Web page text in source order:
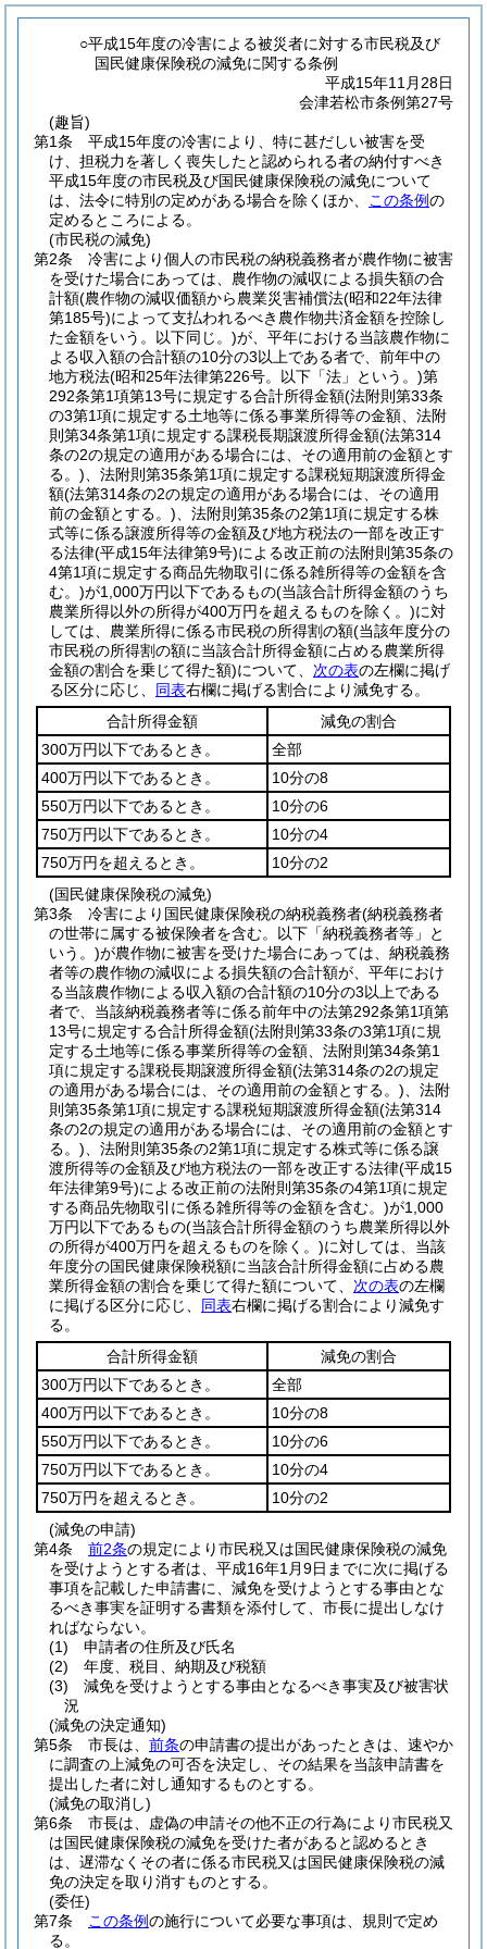
○平成15年度の冷害による被災者に対する市民税及び
国民健康保険税の減免に関する条例
平成15年11月28日
会津若松市条例第27号
(趣旨)
第1条
平成15年度の冷害により、特に甚だしい被害を受
け、担税力を著しく喪失したと認められる者の納付すべき
平成15年度の市民税及び国民健康保険税の減免について
は、法令に特別の定めがある場合を除くほか、
この条例の
定めるところによる。
(市民税の減免)
第2条
冷害により個人の市民税の納税義務者が農作物に被害
を受けた場合にあっては、農作物の減収による損失額の合
計額(農作物の減収価額から農業災害補償法(昭和22年法律
第185号)によって支払われるべき農作物共済金額を控除し
た金額をいう。以下同じ。)が、平年における当該農作物に
よる収入額の合計額の10分の3以上である者で、前年中の
地方税法(昭和25年法律第226号。以下「法」という。)第
292条第1項第13号に規定する合計所得金額(法附則第33条
の3第1項に規定する土地等に係る事業所得等の金額、法附
則第34条第1項に規定する課税長期譲渡所得金額(法第314
条の2の規定の適用がある場合には、その適用前の金額とす
る。) 、法附則第35条第1項に規定する課税短期譲渡所得金
額(法第314条の2の規定の適用がある場合には、その適用
前の金額とする。) 、法附則第35条の2第1項に規定する株
式等に係る譲渡所得等の金額及び地方税法の一部を改正す
る法律(平成15年法律第9号)による改正前の法附則第35条の
4第1項に規定する商品先物取引に係る雑所得等の金額を含
む。)が1,000万円以下であるもの(当該合計所得金額のうち
農業所得以外の所得が400万円を超えるものを除く。)に対
しては、農業所得に係る市民税の所得割の額(当該年度分の
市民税の所得割の額に当該合計所得金額に占める農業所得
金額の割合を乗じて得た額)について、 次の表の左欄に掲げ
る区分に応じ、 同表右欄に掲げる割合により減免する。
合計所得金額
減免の割合
300万円以下であるとき。
全部
400万円以下であるとき。
10分の8
550万円以下であるとき。
10分の6
750万円以下であるとき。
10分の4
750万円を超えるとき。
10分の2
(国民健康保険税の減免)
第3条
冷害により国民健康保険税の納税義務者(納税義務者
の世帯に属する被保険者を含む。以下「納税義務者等」と
いう。)が農作物に被害を受けた場合にあっては、納税義務
者等の農作物の減収による損失額の合計額が、平年におけ
る当該農作物による収入額の合計額の10分の3以上である
者で、当該納税義務者等に係る前年中の法第292条第1項第
13号に規定する合計所得金額(法附則第33条の3第1項に規
定する土地等に係る事業所得等の金額、法附則第34条第1
項に規定する課税長期譲渡所得金額(法第314条の2の規定
の適用がある場合には、その適用前の金額とする。) 、法附
則第35条第1項に規定する課税短期譲渡所得金額(法第314
条の2の規定の適用がある場合には、その適用前の金額とす
る。) 、法附則第35条の2第1項に規定する株式等に係る譲
渡所得等の金額及び地方税法の一部を改正する法律(平成15
年法律第9号)による改正前の法附則第35条の4第1項に規定
する商品先物取引に係る雑所得等の金額を含む。)が1,000
万円以下であるもの(当該合計所得金額のうち農業所得以外
の所得が400万円を超えるものを除く。)に対しては、当該
年度分の国民健康保険税額に当該合計所得金額に占める農
業所得金額の割合を乗じて得た額について、 次の表の左欄
に掲げる区分に応じ、 同表右欄に掲げる割合により減免す
る。
合計所得金額
減免の割合
300万円以下であるとき。
全部
400万円以下であるとき。
10分の8
550万円以下であるとき。
10分の6
750万円以下であるとき。
10分の4
750万円を超えるとき。
10分の2
(減免の申請)
第4条
前2条の規定により市民税又は国民健康保険税の減免
を受けようとする者は、平成16年1月9日までに次に掲げる
事項を記載した申請書に、減免を受けようとする事由とな
るべき事実を証明する書類を添付して、市長に提出しなけ
ればならない。
(1)
申請者の住所及び氏名
(2)
年度、税目、納期及び税額
(3)
減免を受けようとする事由となるべき事実及び被害状
況
(減免の決定通知)
第5条
市長は、 前条の申請書の提出があったときは、速やか
に調査の上減免の可否を決定し、その結果を当該申請書を
提出した者に対し通知するものとする。
(減免の取消し)
第6条
市長は、虚偽の申請その他不正の行為により市民税又
は国民健康保険税の減免を受けた者があると認めるとき
は、遅滞なくその者に係る市民税又は国民健康保険税の減
免の決定を取り消すものとする。
(委任)
第7条
この条例の施行について必要な事項は、規則で定め
る。